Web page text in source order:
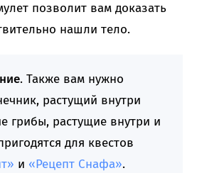
позволит вам доказать
нашли тело.
. Также вам нужно
растущий внутри
грибы, растущие внутри и
для квестов
и «Рецепт Снафа».